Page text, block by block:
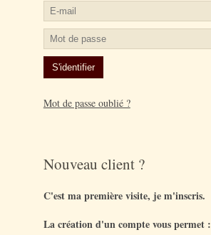
Mot de passe oublié ?
Nouveau client ?
C'est ma première visite, je m'inscris.
La création d'un compte vous permet :